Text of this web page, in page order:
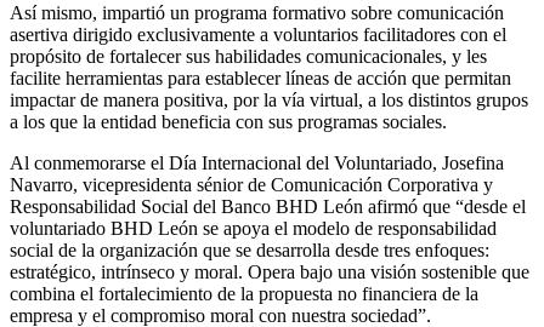
Así mismo, impartió un programa formativo sobre comunicación
asertiva dirigido exclusivamente a voluntarios facilitadores con el
propósito de fortalecer sus habilidades comunicacionales, y les
facilite herramientas para establecer líneas de acción que permitan
impactar de manera positiva, por la vía virtual, a los distintos grupos
a los que la entidad beneficia con sus programas sociales.
Al conmemorarse el Día Internacional del Voluntariado, Josefina
Navarro, vicepresidenta sénior de Comunicación Corporativa y
Responsabilidad Social del Banco BHD León afirmó que “desde el
voluntariado BHD León se apoya el modelo de responsabilidad
social de la organización que se desarrolla desde tres enfoques:
estratégico, intrínseco y moral. Opera bajo una visión sostenible que
combina el fortalecimiento de la propuesta no financiera de la
empresa y el compromiso moral con nuestra sociedad”.